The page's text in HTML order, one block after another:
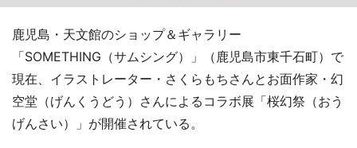
鹿児島・天文館のショップ＆ギャラリー
「SOMETHING（サムシング）」（鹿児島市東千石町）で
現在、イラストレーター・さくらもちさんとお面作家・幻
空堂（げんくうどう）さんによるコラボ展「桜幻祭（おう
げんさい）」が開催されている。